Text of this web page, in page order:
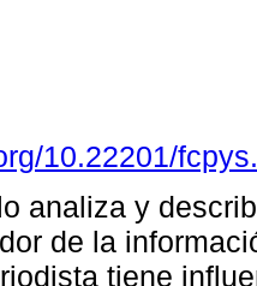
10.22201/
analiza y
de la
tiene